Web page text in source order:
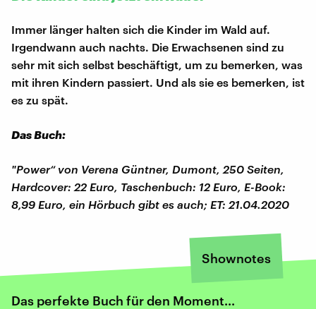
Immer länger halten sich die Kinder im Wald auf.
Irgendwann auch nachts. Die Erwachsenen sind zu
sehr mit sich selbst beschäftigt, um zu bemerken, was
mit ihren Kindern passiert. Und als sie es bemerken, ist
es zu spät.
Das Buch:
"Power“ von Verena Güntner, Dumont, 250 Seiten,
Hardcover: 22 Euro, Taschenbuch: 12 Euro, E-Book:
8,99 Euro, ein Hörbuch gibt es auch; ET: 21.04.2020
Shownotes
Das perfekte Buch für den Moment...